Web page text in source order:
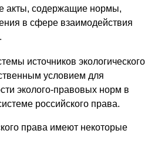
акты, содержащие нормы,
в сфере взаимодействия
.
источников экологического
условием для
эколого-правовых норм в
российского права.
права имеют некоторые